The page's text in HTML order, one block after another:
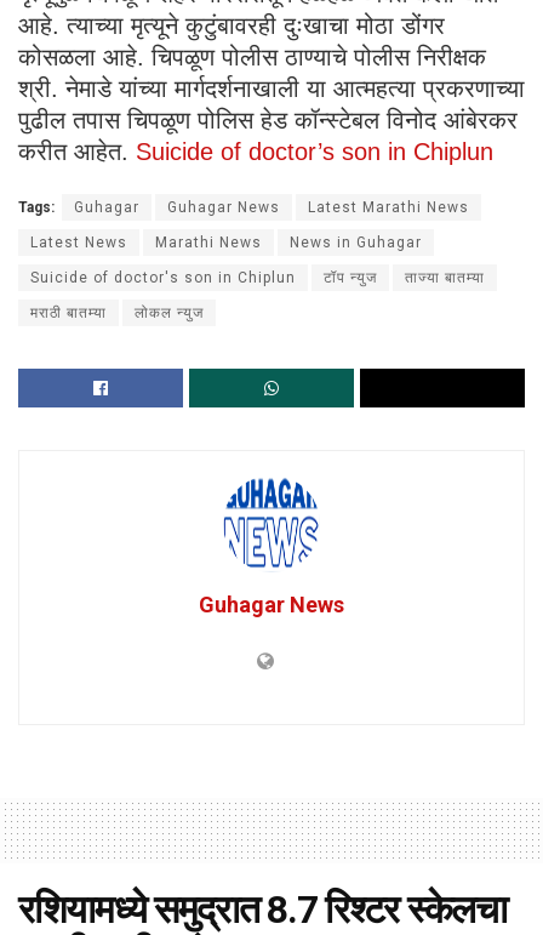
आहे. त्याच्या मृत्यूने कुटुंबावरही दुःखाचा मोठा डोंगर
कोसळला आहे. चिपळूण पोलीस ठाण्याचे पोलीस निरीक्षक
श्री. नेमाडे यांच्या मार्गदर्शनाखाली या आत्महत्या प्रकरणाच्या
पुढील तपास चिपळूण पोलिस हेड कॉन्स्टेबल विनोद आंबेरकर
करीत आहेत. Suicide of doctor’s son in Chiplun
Tags: Guhagar Guhagar News Latest Marathi News
Latest News Marathi News News in Guhagar
Suicide of doctor's son in Chiplun टॉप न्युज ताज्या बातम्या
मराठी बातम्या लोकल न्युज
Guhagar News
रशियामध्ये समुद्रात 8.7 रिश्टर स्केलचा